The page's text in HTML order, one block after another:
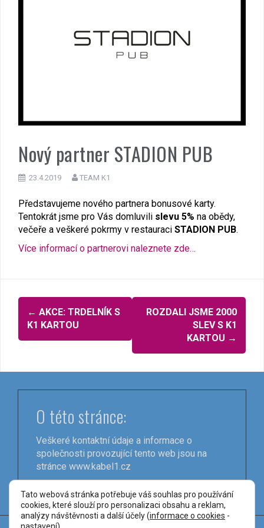
Nový partner STADION PUB
23.4.2019 TEAM K1
Představujeme nového partnera bonusové karty.
Tentokrát jsme pro Vás domluvili slevu 5% na obědy,
večeře a veškeré pokrmy v restauraci STADION PUB.
Více informací o partnerovi naleznete zde…
Navigace
pro
příspěvky
← AKCE: TRDELNÍK S
K1 KARTOU
ROZDALI JSME 2000
SLEV S K1
KARTOU →
O této stránce:
Veškeré kontaktní údaje a informace o
společnosti provozující tento web jsou na
stránce www.kabel1.cz
Tato webová stránka potřebuje váš souhlas pro používání
cookies, které slouží pro personalizaci obsahu a reklam,
analýzy návštěvnosti a další účely (informace o cookies -